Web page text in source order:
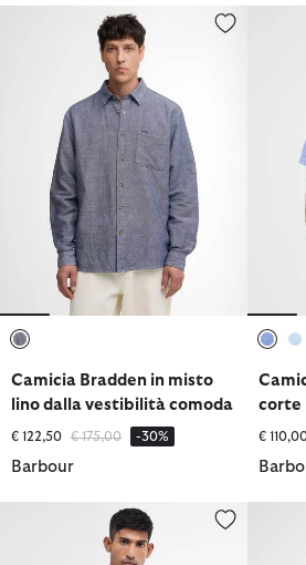
Camicia Bradden in misto lino dalla
Camicia Bradden in misto
lino dalla vestibilità comoda
€ 122,50 Prezzo ridotto da
€ 175,00a -30%
Barbour
corte
€
Camicia estiva a maniche corte Nelson